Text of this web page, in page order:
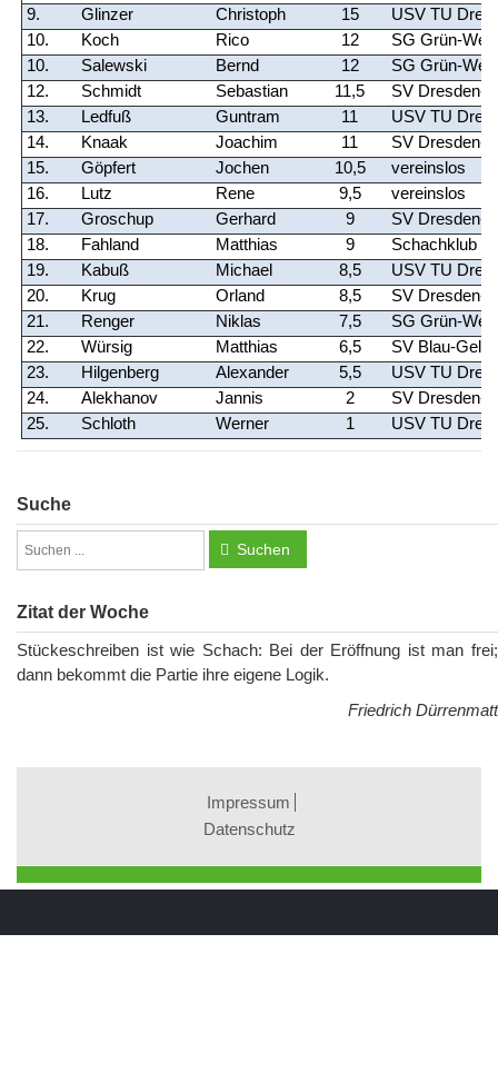
9.
Glinzer Christoph 15
USV TU
10.
Koch Rico 12
SG Grün-
10.
Salewski Bernd 12
SG Grün-
12.
Schmidt Sebastian 11,5
SV Dresden-
13.
Ledfuß Guntram 11
USV TU
14.
Knaak Joachim 11
SV Dresden-
15.
Göpfert Jochen 10,5
vereinslos
16.
Lutz Rene 9,5
vereinslos
17.
Groschup Gerhard 9
SV Dresden-
18.
Fahland Matthias 9
Schachklub
19.
Kabuß Michael 8,5
USV TU
20.
Krug Orland 8,5
SV Dresden-
21.
Renger Niklas 7,5
SG Grün-
22.
Würsig Matthias 6,5
SV Blau-Gelb
23.
Hilgenberg Alexander 5,5
USV TU
24.
Alekhanov Jannis 2
SV Dresden-
25.
Schloth Werner 1 USV TU
Suche
Suchen
Zitat der Woche
Stückeschreiben ist wie Schach: Bei der Eröffnung ist man frei;
dann bekommt die Partie ihre eigene Logik.
Friedrich Dürrenmatt
Impressum
Datenschutz